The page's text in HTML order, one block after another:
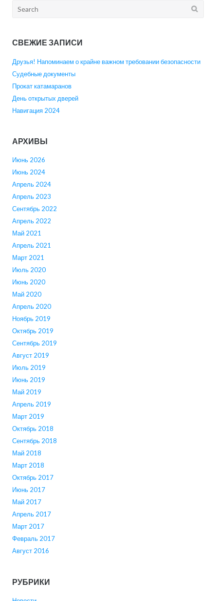
Search
СВЕЖИЕ ЗАПИСИ
Друзья! Напоминаем о крайне важном требовании безопасности
Судебные документы
Прокат катамаранов
День открытых дверей
Навигация 2024
АРХИВЫ
Июнь 2026
Июнь 2024
Апрель 2024
Апрель 2023
Сентябрь 2022
Апрель 2022
Май 2021
Апрель 2021
Март 2021
Июль 2020
Июнь 2020
Май 2020
Апрель 2020
Ноябрь 2019
Октябрь 2019
Сентябрь 2019
Август 2019
Июль 2019
Июнь 2019
Май 2019
Апрель 2019
Март 2019
Октябрь 2018
Сентябрь 2018
Май 2018
Март 2018
Октябрь 2017
Июнь 2017
Май 2017
Апрель 2017
Март 2017
Февраль 2017
Август 2016
РУБРИКИ